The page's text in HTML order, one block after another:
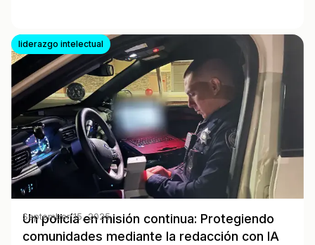
liderazgo intelectual
Un policía en misión continua: Protegiendo
comunidades mediante la redacción con IA
September 15, 2025